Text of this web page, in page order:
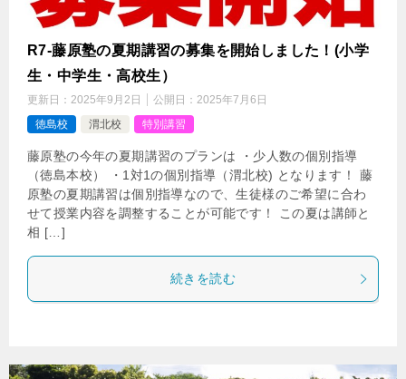
R7-藤原塾の夏期講習の募集を開始しました！(小学
生・中学生・高校生）
更新日： 2025年9月2日 公開日： 2025年7月6日
徳島校
渭北校 特別講習
藤原塾の今年の夏期講習のプランは ・少人数の個別指導
（徳島本校） ・1対1の個別指導（渭北校) となります！ 藤
原塾の夏期講習は個別指導なので、生徒様のご希望に合わ
せて授業内容を調整することが可能です！ この夏は講師と
相 […]
続きを読む